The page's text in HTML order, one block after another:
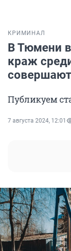
КРИМИНАЛ
В Тюмени
краж
Публикуем
7 августа 2024, 12:01